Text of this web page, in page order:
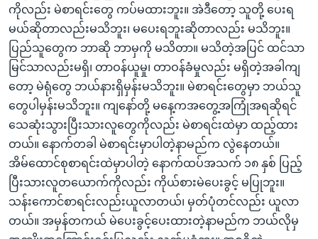
ကိုလည်း မဲစာရင်းတွေ ကပ်မထားဘူး။ အဲဒီတော့ သူတို့ ပေးရ
မယ်ဆိုတာလည်းမသိဘူး၊ မပေးရဘူးဆိုတာလည်း မသိဘူး။
ပြည်သူတွေက ဘာဆို ဘာမှကို မသိတာ။ မသိတဲ့အပြင် ထင်သာ
မြင်သာလည်းမရှိ၊ တာဝန်ယူမှု၊ တာဝန်ခံမှုလည်း မရှိတဲ့အခါကျ
တော့ မဲရုံတွေ ဘယ်နားရှိမှန်းမသိဘူး။ မဲစာရင်းတွေမှာ ဘယ်သူ
တွေပါမှန်းမသိဘူး။ ကျနော်တို့ မနေ့ကအတွေ့အကြုံအရဆိုရင်
သေဆုံးသွားပြီးသားလူတွေကိုလည်း မဲစာရင်းထဲမှာ ထည့်ထား
တယ်။ နောက်တခါ မဲစာရင်းမှာပါတဲ့နာမည်က လွဲနေတယ်။
အိမ်ထောင်စုစာရင်းထဲမှာပါတဲ့ နောက်ထပ်အသက် ၁၈ နှစ် ပြည့်
ပြီးသားလူတယောက်ကိုလည်း ကိုယ်စားမဲပေးခွင့် မပြုဘူး။
သန်းကောင်စာရင်းလည်းယူလာတယ်၊ မှတ်ပုံတင်လည်း ယူလာ
တယ်။ အမှန်တကယ် မဲပေးခွင့်ပေးထားတဲ့နာမည်က ဘယ်လိုမှ